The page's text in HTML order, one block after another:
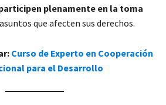
plenamente en la toma
que afecten sus derechos.
Curso de Experto en Cooperación
para el Desarrollo